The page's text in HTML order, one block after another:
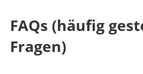
FAQs (häufig
Fragen)